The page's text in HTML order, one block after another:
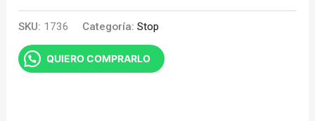
SKU: 1736 Categoría:Stop
QUIERO COMPRARLO